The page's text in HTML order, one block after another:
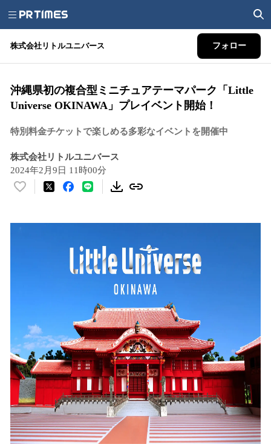
株式会社リトルユニバース フォロー
沖縄県初の複合型ミニチュアテーマパーク「Little
Universe OKINAWA」プレイベント開始！
特別料金チケットで楽しめる多彩なイベントを開催中
株式会社リトルユニバース
2024年2月9日 11時00分
い
で
す